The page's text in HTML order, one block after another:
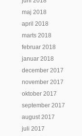
maj 2018
april 2018
marts 2018
februar 2018
januar 2018
december 2017
november 2017
oktober 2017
september 2017
august 2017
juli 2017